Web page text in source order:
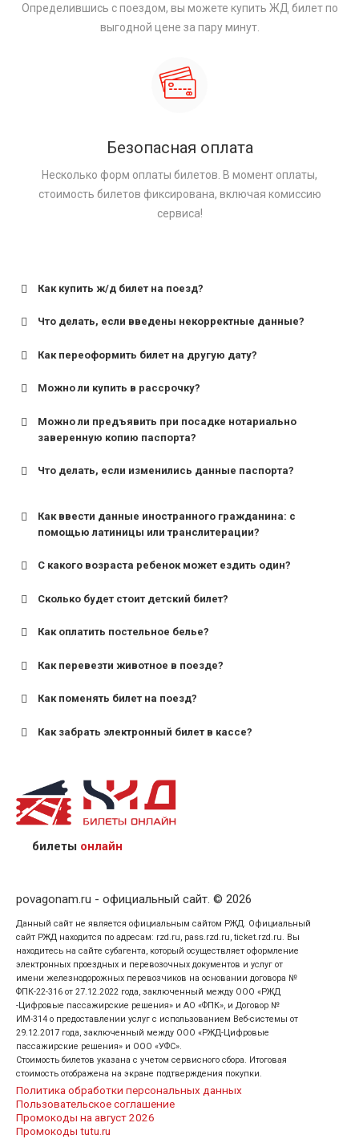
Определившись с поездом, вы можете купить ЖД билет по
выгодной цене за пару минут.
Безопасная оплата
Несколько форм оплаты билетов. В момент оплаты,
стоимость билетов фиксирована, включая комиссию
сервиса!
Как купить ж/д билет на поезд?
Что делать, если введены некорректные данные?
Как переоформить билет на другую дату?
Можно ли купить в рассрочку?
Можно ли предъявить при посадке нотариально
заверенную копию паспорта?
Что делать, если изменились данные паспорта?
Как ввести данные иностранного гражданина: с
помощью латиницы или транслитерации?
С какого возраста ребенок может ездить один?
для поездов дальнего следования — от 10 лет и
для пригородных поездов — от 7 лет.
Сколько будет стоит детский билет?
Как оплатить постельное белье?
Как перевезти животное в поезде?
Как поменять билет на поезд?
Как забрать электронный билет в кассе?
назвав кассиру 14-значный номер заказа;
предъявив удостоверение личности пассажира, на
кого оформлен билет.
билеты онлайн
povagonam.ru - официальный сайт. © 2026
Данный сайт не является официальным сайтом РЖД. Официальный
сайт РЖД находится по адресам: rzd.ru, pass.rzd.ru, ticket.rzd.ru. Вы
находитесь на сайте субагента, который осуществляет оформление
электронных проездных и перевозочных документов и услуг от
имени железнодорожных перевозчиков на основании договора №
ФПК-22-316 от 27.12.2022 года, заключенный между ООО «РЖД
-Цифровые пассажирские решения» и АО «ФПК», и Договор №
ИМ-314 о предоставлении услуг с использованием Веб-системы от
29.12.2017 года, заключенный между ООО «РЖД-Цифровые
пассажирские решения» и ООО «УФС».
Стоимость билетов указана с учетом сервисного сбора. Итоговая
стоимость отображена на экране подтверждения покупки.
Политика обработки персональных данных
Пользовательское соглашение
Промокоды на август 2026
Промокоды tutu.ru